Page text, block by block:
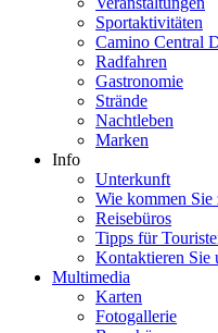
Sportaktivitäten
Camino Central
Radfahren
Gastronomie
Strände
Nachtleben
Marken
Info
Unterkunft
Wie kommen Sie
Reisebüros
Tipps für
Kontaktieren Sie
Multimedia
Karten
Fotogallerie